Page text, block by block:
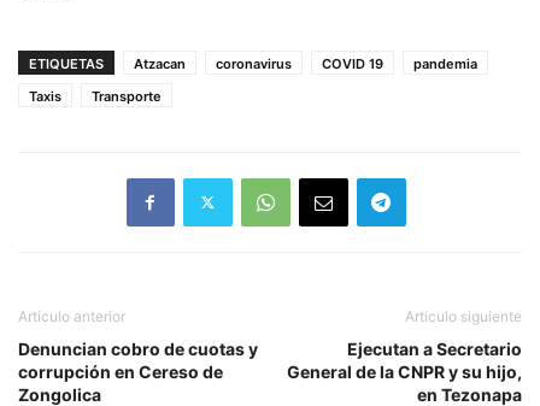
ETIQUETAS Atzacan coronavirus COVID 19
pandemia
Taxis
Transporte
Artículo anterior
Denuncian cobro de cuotas y
corrupción en Cereso de
Zongolica
Artículo siguiente
Ejecutan a Secretario
General de la CNPR y su hijo,
en Tezonapa